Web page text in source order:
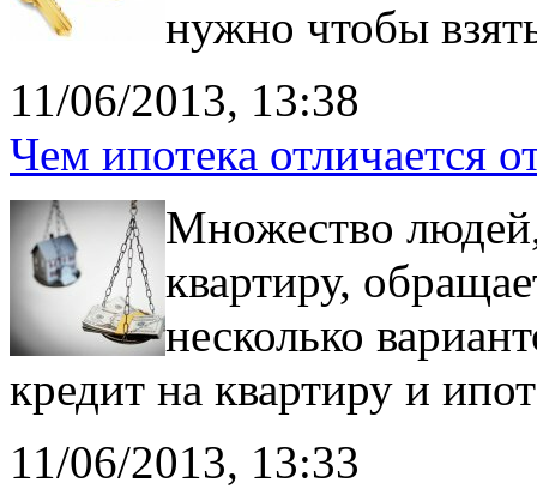
нужно чтобы
11/06/2013, 13:38
Чем ипотека отличается
Множество
квартиру,
несколько
кредит на квартиру и
11/06/2013, 13:33